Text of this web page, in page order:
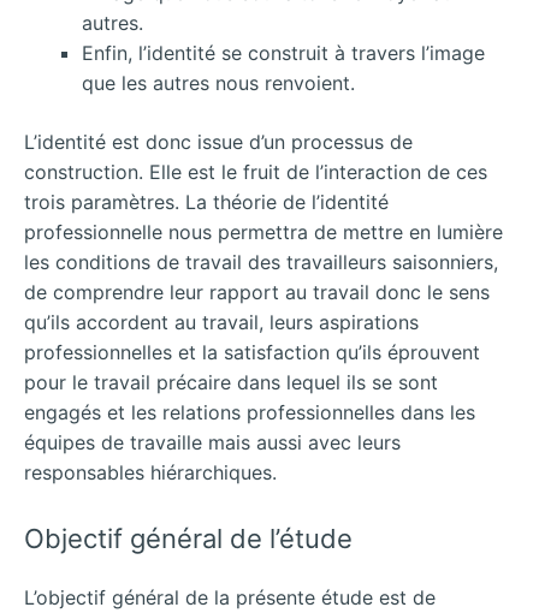
autres.
Enfin, l’identité se construit à travers l’image
que les autres nous renvoient.
L’identité est donc issue d’un processus de
construction. Elle est le fruit de l’interaction de ces
trois paramètres. La théorie de l’identité
professionnelle nous permettra de mettre en lumière
les conditions de travail des travailleurs saisonniers,
de comprendre leur rapport au travail donc le sens
qu’ils accordent au travail, leurs aspirations
professionnelles et la satisfaction qu’ils éprouvent
pour le travail précaire dans lequel ils se sont
engagés et les relations professionnelles dans les
équipes de travaille mais aussi avec leurs
responsables hiérarchiques.
Objectif général de l’étude
L’objectif général de la présente étude est de